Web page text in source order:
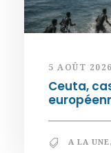
5 AOÛT 2026
Ceuta,
A LA UNE,